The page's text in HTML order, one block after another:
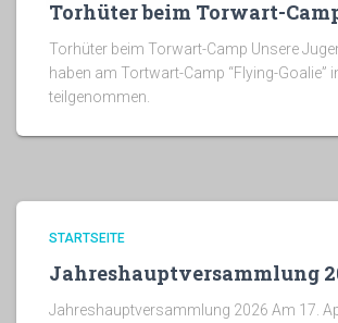
Torhüter beim Torwart-
Torhüter beim Torwart-Camp Unsere
haben am Tortwart-Camp “Flying-Goalie”
teilgenommen.
STARTSEITE
Jahreshauptversammlung
Jahreshauptversammlung 2026 Am 17.